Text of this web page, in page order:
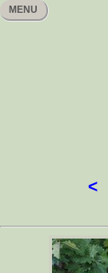
MENU
<